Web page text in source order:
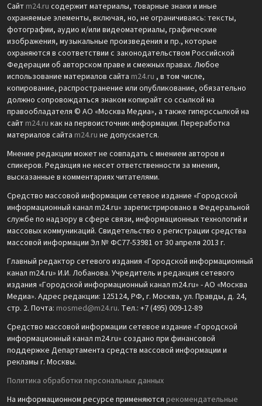
Сайт m24.ru содержит материалы, товарные знаки и иные
охраняемые элементы, включая, но, не ограничиваясь: тексты,
фотографии, аудио и/или видеоматериалы, графические
изображения, музыкальные произведения и пр., которые
охраняются в соответствии с законодательством Российской
Федерации об авторском праве и смежных правах. Любое
использование материалов сайта m24.ru , в том числе,
копирование, распространение или опубликование, обязательно
должно сопровождаться знаком копирайт со ссылкой на
правообладателя © АО «Москва Медиа», а также гиперссылкой на
сайт m24.ru как на первоисточник информации. Переработка
материалов сайта m24.ru не допускается.
Мнение редакции может не совпадать с мнением авторов и
спикеров. Редакция не несет ответственности за мнения,
высказанные в комментариях читателями.
Средство массовой информации сетевое издание «Городской
информационный канал m24.ru» зарегистрировано в Федеральной
службе по надзору в сфере связи, информационных технологий и
массовых коммуникаций. Свидетельство о регистрации средства
массовой информации Эл № ФС77-53981 от 30 апреля 2013 г.
Главный редактор сетевого издания «Городской информационный
канал m24.ru» И.И. Лобанова. Учредитель и редакция сетевого
издания «Городской информационный канал m24.ru» - АО «Москва
Медиа». Адрес редакции: 125124, РФ, г. Москва, ул. Правды, д. 24,
стр. 2. Почта: mosmed@m24.ru. Тел.: +7 (495) 009-12-89
Средство массовой информации сетевое издание «Городской
информационный канал m24.ru» создано при финансовой
поддержке Департамента средств массовой информации и
рекламы г. Москвы.
Политика обработки персональных данных
На информационном ресурсе применяются рекомендательные